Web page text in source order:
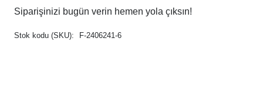
Filament
1kg
14 Gün İçinde Kolay İade
Siparişinizi bugün verin hemen yola çıksın
!
Stok kodu (SKU): F-2406241-6